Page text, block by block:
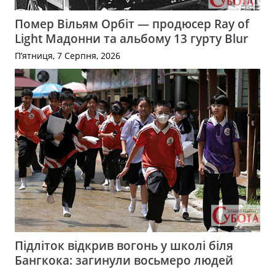
Помер Вільям Орбіт — продюсер Ray of
Light Мадонни та альбому 13 гурту Blur
П’ятниця, 7 Серпня, 2026
Підліток відкрив вогонь у школі біля
Бангкока: загинули восьмеро людей